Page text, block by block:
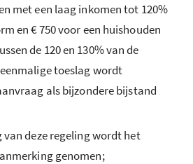
met een laag inkomen tot 120%
en € 750 voor een huishouden
de 120 en 130% van de
toeslag wordt
als bijzondere bijstand
van deze regeling wordt het
genomen;